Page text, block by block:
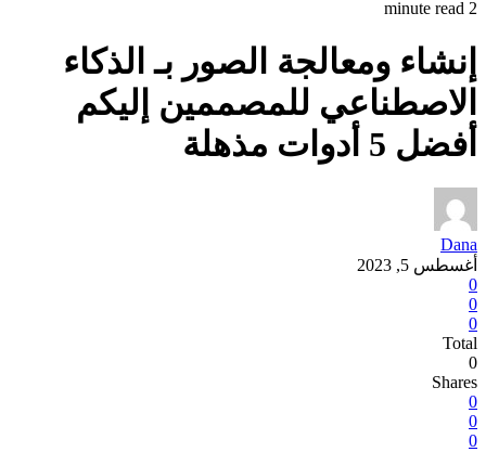
2 minute read
إنشاء ومعالجة الصور بـ الذكاء
الاصطناعي للمصممين إليكم
أفضل 5 أدوات مذهلة
Dana
أغسطس 5, 2023
0
0
0
Total
0
Shares
0
0
0